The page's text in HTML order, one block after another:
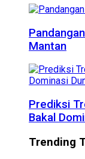
Mantan
Prediksi
Bakal
Trending